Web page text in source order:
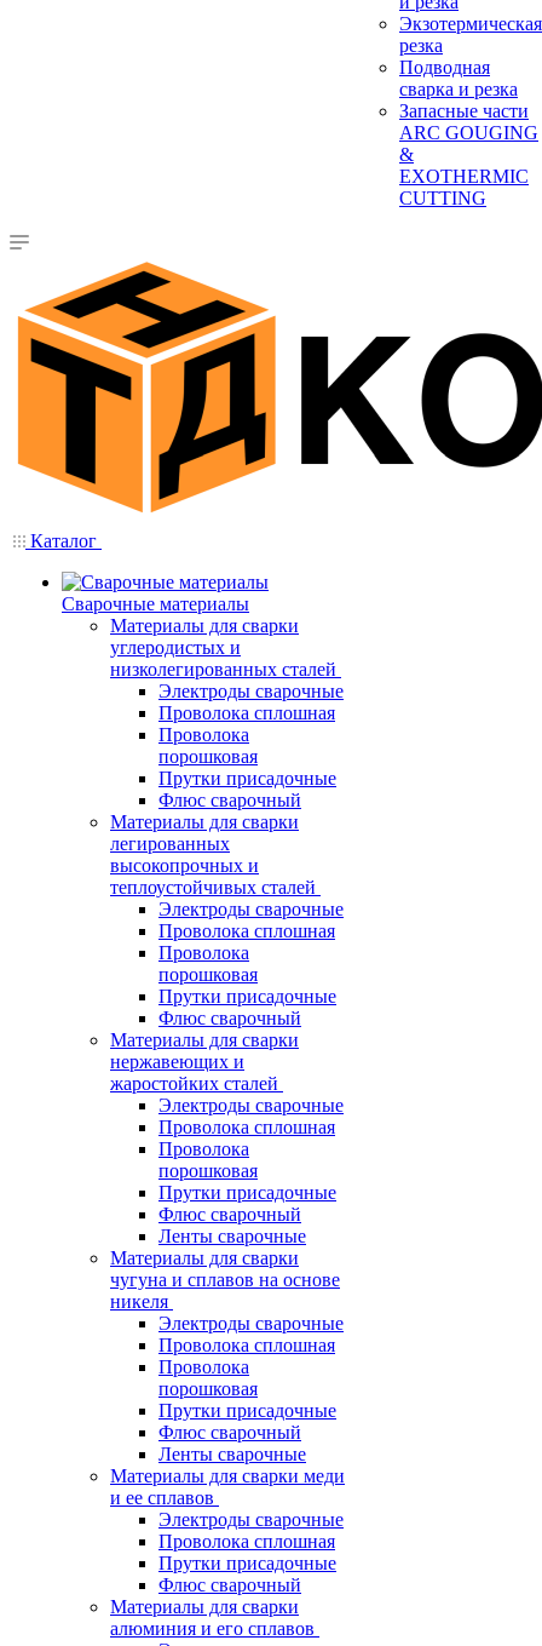
Экзотермическая
резка
Подводная
сварка и резка
Запасные части
ARC GOUGING
&
EXOTHERMIC
CUTTING
Каталог
Сварочные материалы
Материалы для сварки
углеродистых и
низколегированных сталей
Электроды сварочные
Проволока сплошная
Проволока
порошковая
Прутки присадочные
Флюс сварочный
Материалы для сварки
легированных
высокопрочных и
теплоустойчивых сталей
Электроды сварочные
Проволока сплошная
Проволока
порошковая
Прутки присадочные
Флюс сварочный
Материалы для сварки
нержавеющих и
жаростойких сталей
Электроды сварочные
Проволока сплошная
Проволока
порошковая
Прутки присадочные
Флюс сварочный
Ленты сварочные
Материалы для сварки
чугуна и сплавов на основе
никеля
Электроды сварочные
Проволока сплошная
Проволока
порошковая
Прутки присадочные
Флюс сварочный
Ленты сварочные
Материалы для сварки меди
и ее сплавов
Электроды сварочные
Проволока сплошная
Прутки присадочные
Флюс сварочный
Материалы для сварки
алюминия и его сплавов